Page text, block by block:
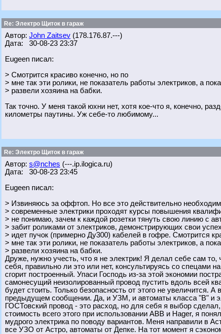
Re: Электро Щиток в гараж
Автор: John Zaitsev (178.176.87.---)
Дата: 30-08-23 23:37
Eugeen писал:
> Смотрится красиво конечно, но по
> мне так эти ролики, не показатель работы электриков, а
> развели хозяина на бабки.
Так точно. У меня такой юхни нет, хотя кое-что я, конечно,
километры паутины. Уж себе-то любимому...
Re: Электро Щиток в гараж
Автор: s@nches (---.ip.ilogica.ru)
Дата: 30-08-23 23:45
Eugeen писал:
> Извиняюсь за оффтоп. Но все это действительно
> современные электрики проходят курсы повышения
> не понимаю, зачем к каждой розетки тянуть свою линию с
> забит роликами от электриков, демонстрирующих свои
> идет пучок (примерно Ду300) кабелей в гофре. Смотрится
> мне так эти ролики, не показатель работы электриков, а
> развели хозяина на бабки.
Друже, нужно учесть, что я не электрик! Я делал себе сам
себя, правильно ли это или нет, консультируясь со спецами
сгорит построенный. Упаси Господь из-за этой экономии
самонесущий неизолированный провод пустить вдоль всей
будет стоить. Только безопасность от этого не увеличится.
предыдущем сообщении. Да, и УЗМ, и автоматы класса "В" и
ГОСТовский провод - это расход, но для себя я выбор
стоимость всего этого при использовании АВВ и Hager, я
мудрого электрика по поводу вариантов. Меня направили в
все УЗО от Астро, автоматы от Депке. На тот момент я